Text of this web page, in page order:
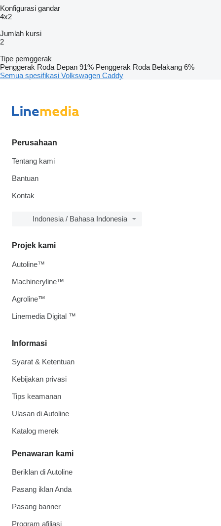
Konfigurasi gandar
4x2
Jumlah kursi
2
Tipe pemggerak
Penggerak Roda Depan 91% Penggerak Roda Belakang 6%
Semua spesifikasi Volkswagen Caddy
Perusahaan
Tentang kami
Bantuan
Kontak
Indonesia / Bahasa Indonesia
Informasi
Syarat & Ketentuan
Kebijakan privasi
Tips keamanan
Ulasan di Autoline
Katalog merek
Penawaran kami
Beriklan di Autoline
Pasang iklan Anda
Pasang banner
Program afiliasi
Projek kami
Autoline™
Machineryline™
Agroline™
Linemedia Digital ™